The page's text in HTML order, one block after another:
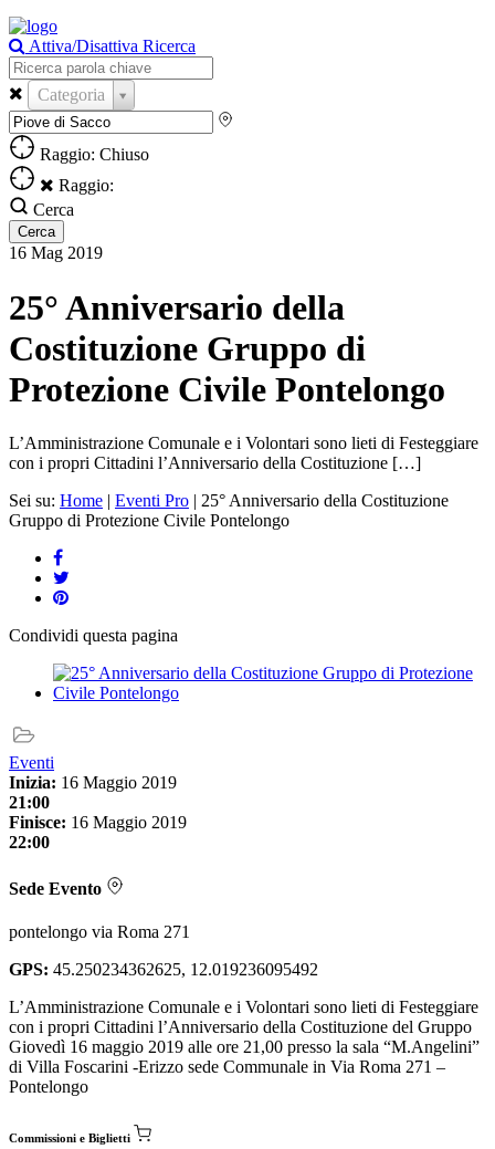
Attiva/Disattiva Ricerca
Categoria
Raggio: Chiuso
Raggio:
Cerca
16 Mag 2019
25° Anniversario della
Costituzione Gruppo di
Protezione Civile Pontelongo
L’Amministrazione Comunale e i Volontari sono lieti di Festeggiare
con i propri Cittadini l’Anniversario della Costituzione […]
Sei su: Home | Eventi Pro | 25° Anniversario della Costituzione
Gruppo di Protezione Civile Pontelongo
Condividi questa pagina
Eventi
Inizia: 16 Maggio 2019
21:00
Finisce: 16 Maggio 2019
22:00
Sede Evento
pontelongo via Roma 271
GPS: 45.250234362625, 12.019236095492
L’Amministrazione Comunale e i Volontari sono lieti di Festeggiare
con i propri Cittadini l’Anniversario della Costituzione del Gruppo
Giovedì 16 maggio 2019 alle ore 21,00 presso la sala “M.Angelini”
di Villa Foscarini -Erizzo sede Communale in Via Roma 271 –
Pontelongo
Commissioni e Biglietti